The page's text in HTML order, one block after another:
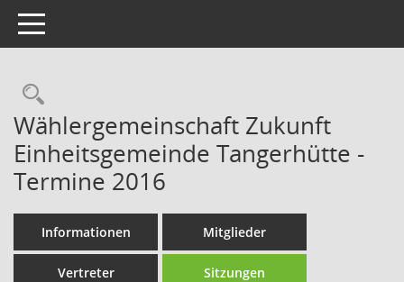
Toggle navigation
Rechercheauswahl
Wählergemeinschaft Zukunft
Einheitsgemeinde Tangerhütte -
Termine 2016
Informationen Mitglieder
Vertreter Sitzungen